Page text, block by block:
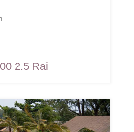
2.5 Rai